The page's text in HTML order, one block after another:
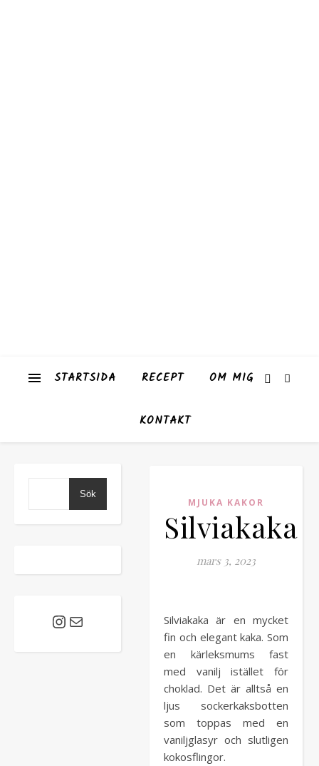
STARTSIDA RECEPT OM MIG
KONTAKT
Sök
Instagram
E-post
MJUKA KAKOR
Silviakaka
mars 3, 2023
Silviakaka är en mycket
fin och elegant kaka. Som
en kärleksmums fast
med vanilj istället för
choklad. Det är alltså en
ljus sockerkaksbotten
som toppas med en
vaniljglasyr och slutligen
kokosflingor.